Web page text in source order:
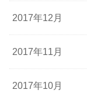
2017年12月
2017年11月
2017年10月